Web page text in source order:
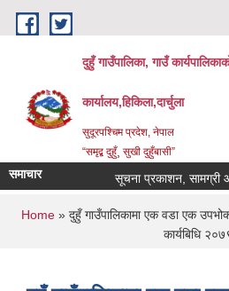
Skip to main content
दुहुँ गाउँपालिका, गाउँ
कार्यालय,हिकिला,दार्चुला
सुदूरपश्चिम प्रदेश, नेपाल
“समृद्ब दुहुँ¸ सुखी दुहुँबासी”
समाचार सूचना प्रकाशन, सामग्री
You are here
Home» दुहुँ गाउँपालिकामा एक वडा एक
कार्यबिधि